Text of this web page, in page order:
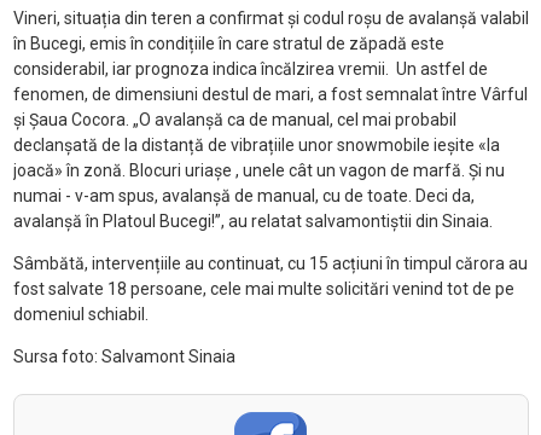
Vineri, situația din teren a confirmat și codul roșu de avalanșă valabil
în Bucegi, emis în condițiile în care stratul de zăpadă este
considerabil, iar prognoza indica încălzirea vremii. Un astfel de
fenomen, de dimensiuni destul de mari, a fost semnalat între Vârful
și Șaua Cocora. „O avalanșă ca de manual, cel mai probabil
declanșată de la distanță de vibrațiile unor snowmobile ieșite «la
joacă» în zonă. Blocuri uriașe , unele cât un vagon de marfă. Și nu
numai - v-am spus, avalanșă de manual, cu de toate. Deci da,
avalanșă în Platoul Bucegi!”, au relatat salvamontiștii din Sinaia.
Sâmbătă, intervențiile au continuat, cu 15 acțiuni în timpul cărora au
fost salvate 18 persoane, cele mai multe solicitări venind tot de pe
domeniul schiabil.
Sursa foto: Salvamont Sinaia